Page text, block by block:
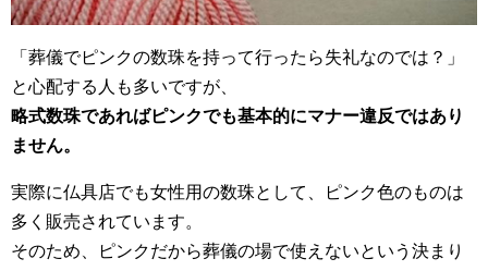
「葬儀でピンクの数珠を持って行ったら失礼なのでは？」
と心配する人も多いですが、
略式数珠であればピンクでも基本的にマナー違反ではあり
ません。
実際に仏具店でも女性用の数珠として、ピンク色のものは
多く販売されています。
そのため、ピンクだから葬儀の場で使えないという決まり